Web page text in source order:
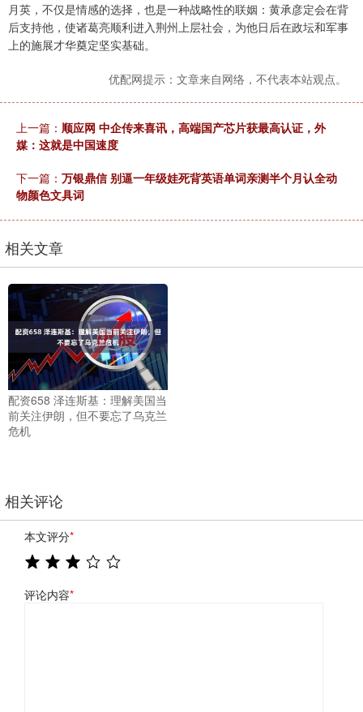
月英，不仅是情感的选择，也是一种战略性的联姻：黄承彦定会在背
后支持他，使诸葛亮顺利进入荆州上层社会，为他日后在政坛和军事
上的施展才华奠定坚实基础。
优配网提示：文章来自网络，不代表本站观点。
上一篇： 顺应网 中企传来喜讯，高端国产芯片获最高认证，外
媒：这就是中国速度
下一篇： 万银鼎信 别逼一年级娃死背英语单词亲测半个月认全动
物颜色文具词
相关文章
配资658 泽连斯基：理解美国当
前关注伊朗，但不要忘了乌克兰
危机
相关评论
本文评分*
评论内容*